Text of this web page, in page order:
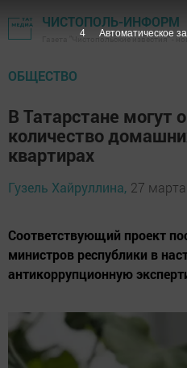
ЧИСТОПОЛЬ-ИНФОРМ
Газета "Чистопольские известия" -
ОБЩЕСТВО
В Татарстане могут
количество
квартирах
Гузель Хайруллина, 27
Соответствующий проект
министров республики в
антикоррупционную
3 Автоматическое